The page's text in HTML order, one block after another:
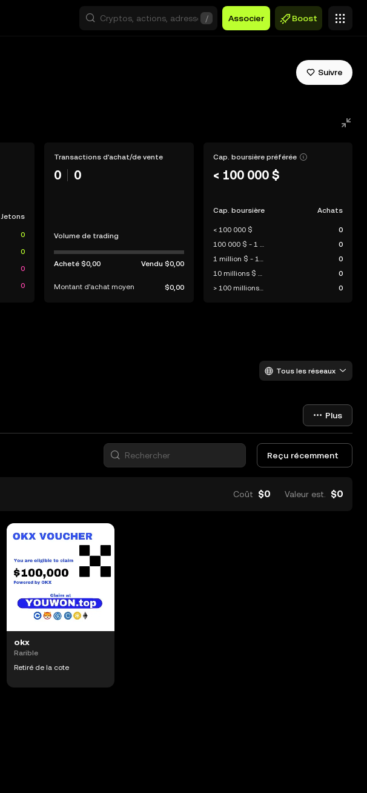
/ Associer Boost
Suivre
Jetons
0
0
0
0
Transactions d'achat/de vente
0 0
Volume de trading
Acheté$0,00 Vendu $0,00
Montant d’achat moyen $0,00
Cap. boursière préférée
< 100 000 $
Cap. boursière Achats
< 100 000 $
0
100 000 $ - 1 million $
0
1 million $ - 10 millions $
0
10 millions $ - 100 millions $
0
> 100 millions $
0
Tous les réseaux
Plus
Reçu récemment
Coût $0 Valeur est. $0
okx
Rarible
Retiré de la cote